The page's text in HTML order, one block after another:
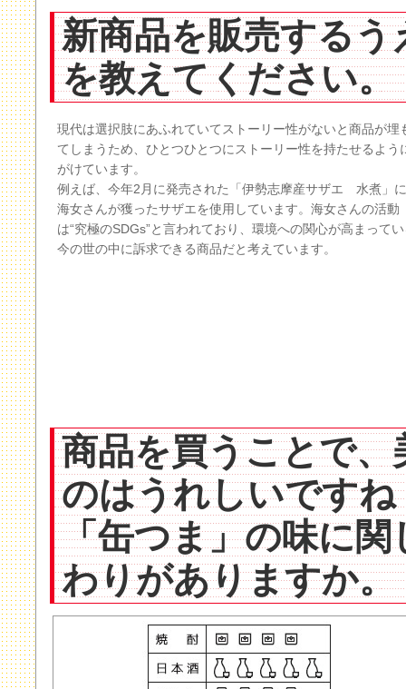
新商品を販売する
を教えてください。
現代は選択肢にあふれていてストーリー性がないと商品が埋
てしまうため、ひとつひとつにストーリー性を持たせるよう
がけています。
例えば、今年2月に発売された「伊勢志摩産サザエ 水煮」
海女さんが獲ったサザエを使用しています。海女さんの活動
は“究極のSDGs”と言われており、環境への関心が高まって
今の世の中に訴求できる商品だと考えています。
商品を買うことで
のはうれしいですね
「缶つま」の味に
わりがありますか。